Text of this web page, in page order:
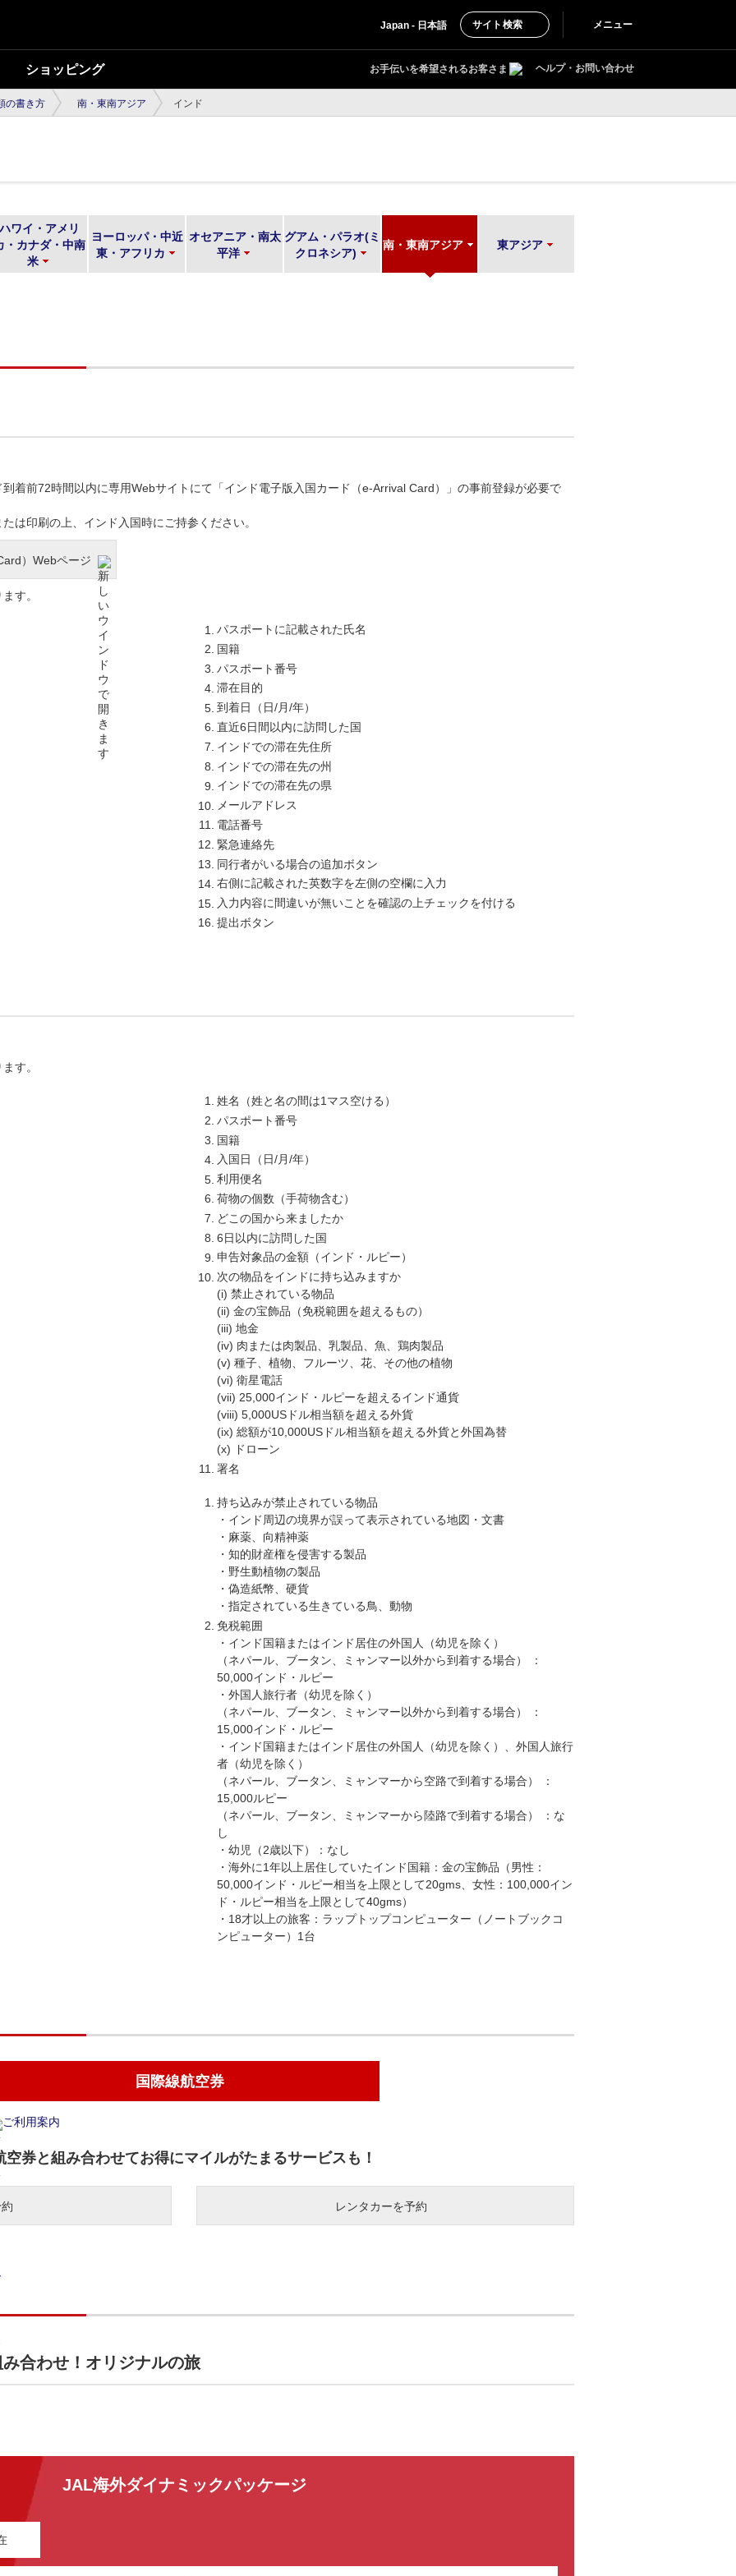
Japan - 日本語 サイト検索 メニュー
ショッピング お手伝いを希望されるお客さま ヘルプ・お問い合わせ
の書き方 南・東南アジア インド
ワイ・アメリ
・カナダ・中南
米
ヨーロッパ・中近
東・アフリカ
オセアニア・南太
平洋
グアム・パラオ(ミ
クロネシア)
南・東南アジア 東アジア
着前72時間以内に専用Webサイトにて「インド電子版入国カード（e-Arrival Card）」の事前登録が必要で
は印刷の上、インド入国時にご持参ください。
）Webページ
す。
パスポートに記載された氏名
国籍
パスポート番号
滞在目的
到着日（日/月/年）
直近6日間以内に訪問した国
インドでの滞在先住所
インドでの滞在先の州
インドでの滞在先の県
メールアドレス
電話番号
緊急連絡先
同行者がいる場合の追加ボタン
右側に記載された英数字を左側の空欄に入力
入力内容に間違いが無いことを確認の上チェックを付ける
提出ボタン
す。
姓名（姓と名の間は1マス空ける）
パスポート番号
国籍
入国日（日/月/年）
利用便名
荷物の個数（手荷物含む）
どこの国から来ましたか
6日以内に訪問した国
申告対象品の金額（インド・ルピー）
次の物品をインドに持ち込みますか
(i) 禁止されている物品
(ii) 金の宝飾品（免税範囲を超えるもの）
(iii) 地金
(iv) 肉または肉製品、乳製品、魚、鶏肉製品
(v) 種子、植物、フルーツ、花、その他の植物
(vi) 衛星電話
(vii) 25,000インド・ルピーを超えるインド通貨
(viii) 5,000USドル相当額を超える外貨
(ix) 総額が10,000USドル相当額を超える外貨と外国為替
(x) ドローン
署名
持ち込みが禁止されている物品
・インド周辺の境界が誤って表示されている地図・文書
・麻薬、向精神薬
・知的財産権を侵害する製品
・野生動植物の製品
・偽造紙幣、硬貨
・指定されている生きている鳥、動物
免税範囲
・インド国籍またはインド居住の外国人（幼児を除く）
（ネパール、ブータン、ミャンマー以外から到着する場合） ：
50,000インド・ルピー
・外国人旅行者（幼児を除く）
（ネパール、ブータン、ミャンマー以外から到着する場合） ：
15,000インド・ルピー
・インド国籍またはインド居住の外国人（幼児を除く）、外国人旅行
者（幼児を除く）
（ネパール、ブータン、ミャンマーから空路で到着する場合） ：
15,000ルピー
（ネパール、ブータン、ミャンマーから陸路で到着する場合） ：な
し
・幼児（2歳以下）：なし
・海外に1年以上居住していたインド国籍：金の宝飾品（男性：
50,000インド・ルピー相当を上限として20gms、女性：100,000イン
ド・ルピー相当を上限として40gms）
・18才以上の旅客：ラップトップコンピューター（ノートブックコ
ンピューター）1台
国際線航空券
ご利用案内
空券と組み合わせてお得にマイルがたまるサービスも！
レンタカーを予約
合わせ！オリジナルの旅
JAL海外ダイナミックパッケージ